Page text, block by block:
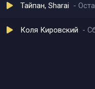
Тайпан, Sharai
Коля Кировский